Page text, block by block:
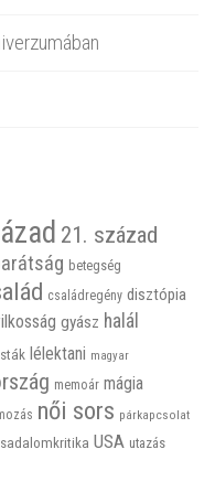
21. század
betegség
családregény disztópia
gyász halál
lélektani magyar
memoár mágia
női sors párkapcsolat
USA utazás